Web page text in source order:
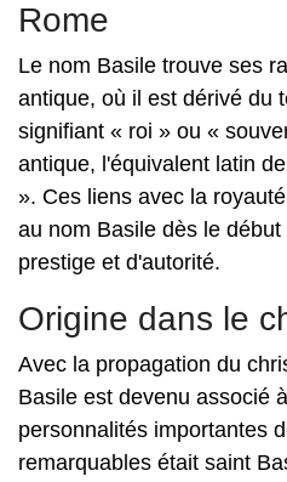
Rome
Le nom Basile trouve ses
antique, où il est dérivé du
signifiant « roi » ou «
antique, l'équivalent latin
». Ces liens avec la
au nom Basile dès le
prestige et d'autorité.
Origine dans le
Avec la propagation du
Basile est devenu associé
personnalités importantes
remarquables était saint